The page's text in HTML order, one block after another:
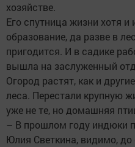
хозяйстве.
Его спутница жизни хотя и
образование, да разве в
пригодится. И в садике
вышла на заслуженный
Огород растят, как и
леса. Перестали крупную
уже не те, но домашняя
– В прошлом году индюки
Юлия Светкина, видимо, до